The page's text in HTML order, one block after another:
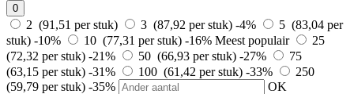
0
2 (91,51 per stuk) 3 (87,92 per stuk) -4%
5 (83,04 per
stuk) -10% 10 (77,31 per stuk) -16% Meest populair
25
(72,32 per stuk) -21% 50 (66,93 per stuk) -27%
75
(63,15 per stuk) -31% 100 (61,42 per stuk) -33%
250
(59,79 per stuk) -35%
OK